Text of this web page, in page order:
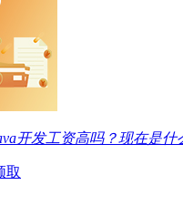
开发工资高吗？现在是什
取